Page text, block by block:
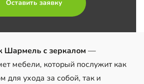
Оставить заявку
Шармель с зеркалом —
мебели, который послужит как
для ухода за собой, так и